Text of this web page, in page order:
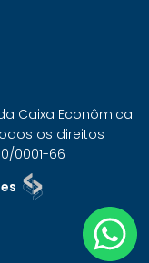
Caixa Econômica
os direitos
0001-66